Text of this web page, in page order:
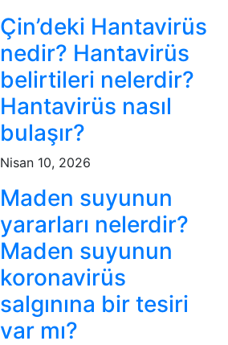
Çin’deki Hantavirüs
nedir? Hantavirüs
belirtileri nelerdir?
Hantavirüs nasıl
bulaşır?
Nisan 10, 2026
Maden suyunun
yararları nelerdir?
Maden suyunun
koronavirüs
salgınına bir tesiri
var mı?